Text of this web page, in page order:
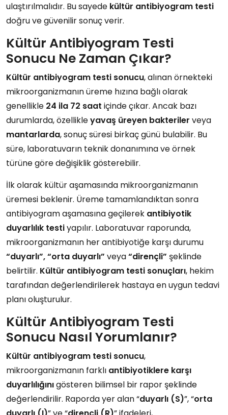
ulaştırılmalıdır. Bu sayede kültür antibiyogram testi
doğru ve güvenilir sonuç verir.
Kültür Antibiyogram Testi
Sonucu Ne Zaman Çıkar?
Kültür antibiyogram testi sonucu, alınan örnekteki
mikroorganizmanın üreme hızına bağlı olarak
genellikle 24 ila 72 saat içinde çıkar. Ancak bazı
durumlarda, özellikleyavaş üreyen bakteriler veya
mantarlarda, sonuç süresi birkaç günü bulabilir. Bu
süre, laboratuvarın teknik donanımına ve örnek
türüne göre değişiklik gösterebilir.
İlk olarak kültür aşamasında mikroorganizmanın
üremesi beklenir. Üreme tamamlandıktan sonra
antibiyogram aşamasına geçilerek antibiyotik
duyarlılık testiyapılır. Laboratuvar raporunda,
mikroorganizmanın her antibiyotiğe karşı durumu
“duyarlı”, “orta duyarlı” veya“dirençli” şeklinde
belirtilir. Kültür antibiyogram testi sonuçları, hekim
tarafından değerlendirilerek hastaya en uygun tedavi
planı oluşturulur.
Kültür Antibiyogram Testi
Sonucu Nasıl Yorumlanır?
Kültür antibiyogram testi sonucu,
mikroorganizmanın farklı antibiyotiklere karşı
duyarlılığınıgösteren bilimsel bir rapor şeklinde
değerlendirilir. Raporda yer alan “duyarlı (S)”, “orta